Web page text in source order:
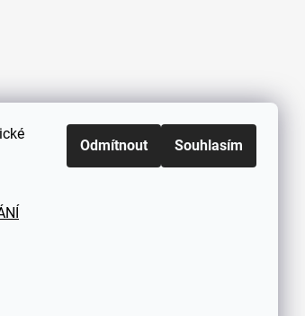
Odmítnout Souhlasím
podpora každý všední
od 9.00 do 18.00 hodin